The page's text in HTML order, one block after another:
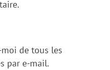
moi de tous les
par e-mail.